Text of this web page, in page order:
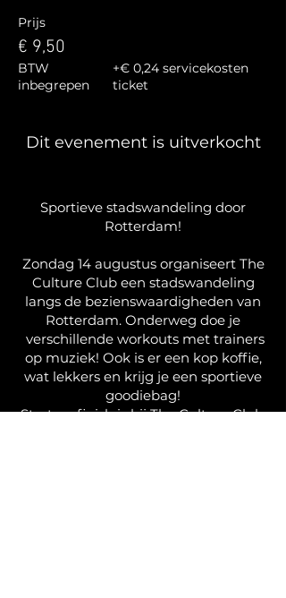
Prijs
€ 9,50
BTW
inbegrepen
+€ 0,24 servicekosten
ticket
Dit evenement is uitverkocht
Sportieve stadswandeling door
Rotterdam!
Zondag 14 augustus organiseert The
Culture Club een stadswandeling
langs de bezienswaardigheden van
Rotterdam. Onderweg doe je
verschillende workouts met trainers
op muziek! Ook is er een kop koffie,
wat lekkers en krijg je een sportieve
goodiebag!
Start en finish is bij The Culture Club.